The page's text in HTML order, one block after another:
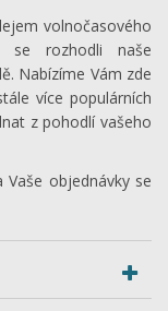
volnočasového
se rozhodli naše
Nabízíme Vám zde
více populárních
z pohodlí vašeho
objednávky se